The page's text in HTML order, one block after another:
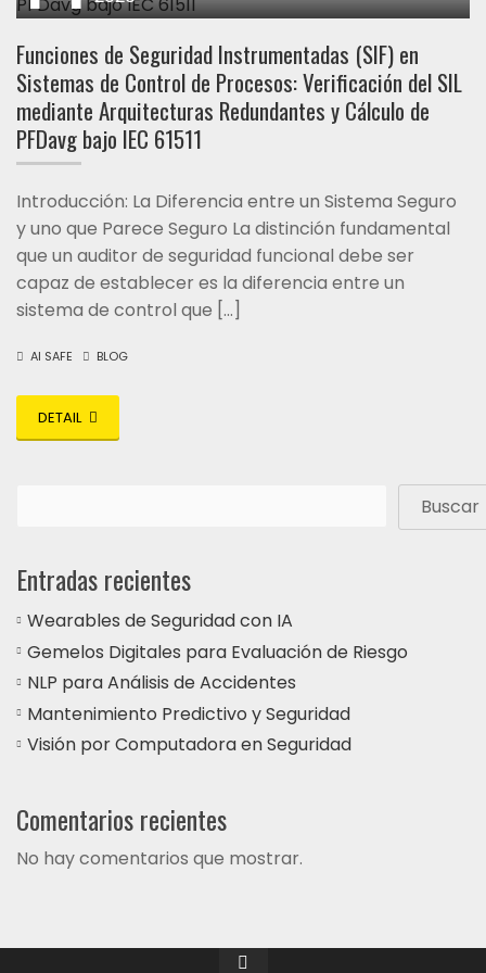
Funciones de Seguridad Instrumentadas (SIF) en
Sistemas de Control de Procesos: Verificación del SIL
mediante Arquitecturas Redundantes y Cálculo de
PFDavg bajo IEC 61511
Introducción: La Diferencia entre un Sistema Seguro
y uno que Parece Seguro La distinción fundamental
que un auditor de seguridad funcional debe ser
capaz de establecer es la diferencia entre un
sistema de control que […]
AI SAFE BLOG
DETAIL
Buscar
Entradas recientes
Wearables de Seguridad con IA
Gemelos Digitales para Evaluación de Riesgo
NLP para Análisis de Accidentes
Mantenimiento Predictivo y Seguridad
Visión por Computadora en Seguridad
Comentarios recientes
No hay comentarios que mostrar.